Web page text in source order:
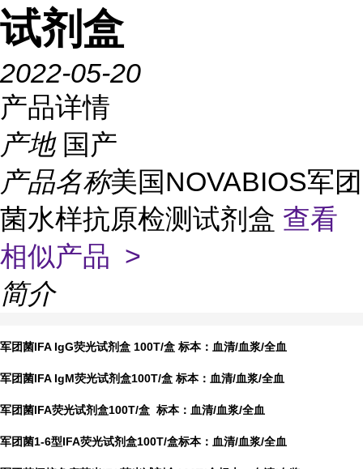
试剂盒
2022-05-20
产品详情
产地 国产
产品名称美国NOVABIOS军团
菌水样抗原检测试剂盒 查看
相似产品 >
简介
军团菌IFA IgG荧光试剂盒 100T/盒 标本：血清/血浆/全血
军团菌IFA IgM荧光试剂盒100T/盒 标本：血清/血浆/全血
军团菌IFA荧光试剂盒100T/盒 标本：血清/血浆/全血
军团菌1-6型IFA荧光试剂盒100T/盒标本：血清/血浆/全血